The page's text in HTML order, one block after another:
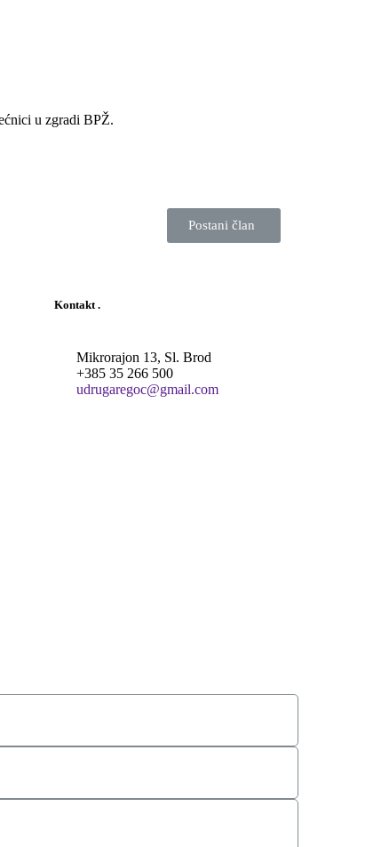
u zgradi BPŽ.
Postani član
Kontakt.
Mikrorajon 13, Sl. Brod
+385 35 266 500
udrugaregoc@gmail.com